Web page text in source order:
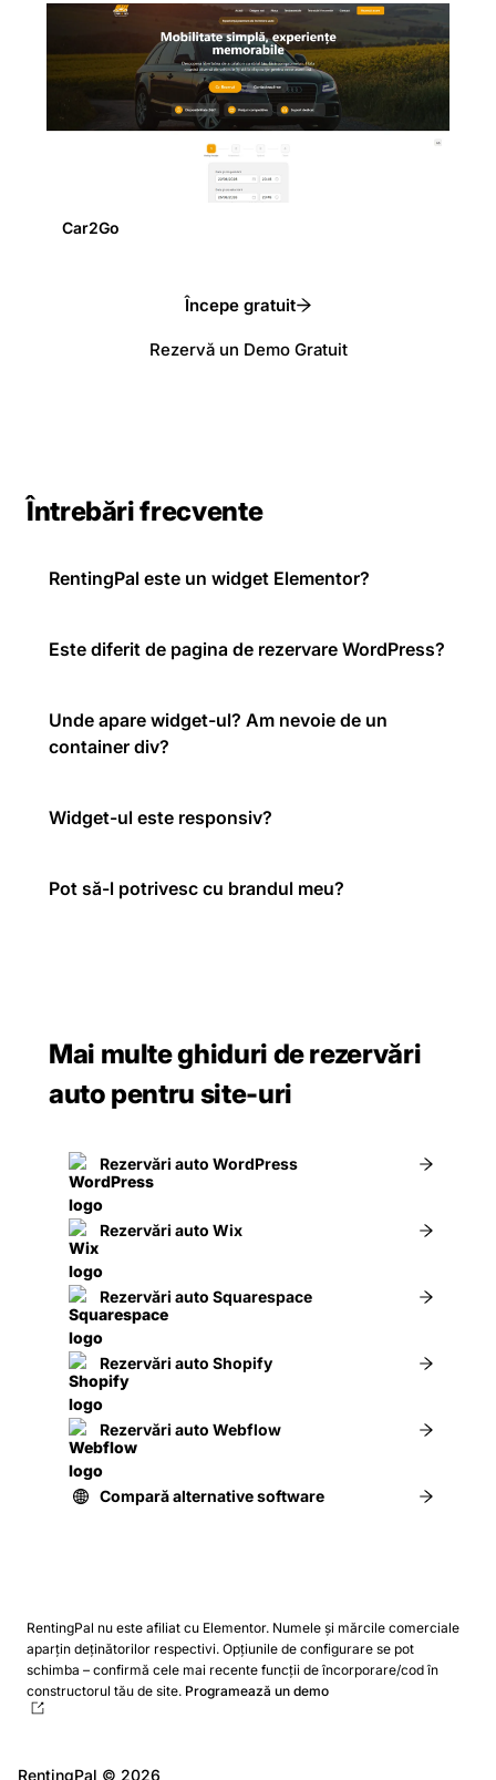
Car2Go
Începe gratuit
Rezervă un Demo Gratuit
Întrebări frecvente
RentingPal este un widget Elementor?
Este diferit de pagina de rezervare WordPress?
Unde apare widget-ul? Am nevoie de un
container div?
Widget-ul este responsiv?
Pot să-l potrivesc cu brandul meu?
Mai multe ghiduri de rezervări
auto pentru site-uri
Rezervări auto WordPress
Rezervări auto Wix
Rezervări auto Squarespace
Rezervări auto Shopify
Rezervări auto Webflow
Compară alternative software
RentingPal nu este afiliat cu Elementor. Numele și mărcile comerciale
aparțin deținătorilor respectivi. Opțiunile de configurare se pot
schimba – confirmă cele mai recente funcții de încorporare/cod în
constructorul tău de site. Programează un demo
RentingPal © 2026